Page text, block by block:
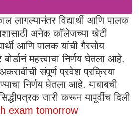
लागल्यानंतर विद्यार्थी आणि पालक
अनेक कॉलेजच्या खेटी
आणि पालक यांची गैरसोय
बोर्डानं महत्त्वाचा निर्णय घेतला आहे.
अकरावीची संपूर्ण प्रवेश प्रक्रिया
निर्णय घेतला आहे. याबाबची
जारी करून यापूर्वीच दिली
exam tomorrow